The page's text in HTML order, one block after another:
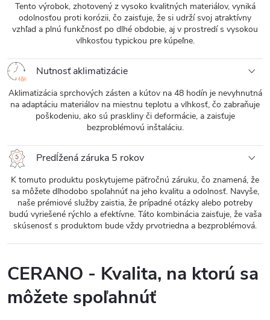
Tento výrobok, zhotovený z vysoko kvalitných materiálov, vyniká
odolnosťou proti korózii, čo zaisťuje, že si udrží svoj atraktívny
vzhľad a plnú funkčnosť po dlhé obdobie, aj v prostredí s vysokou
vlhkosťou typickou pre kúpeľne.
Nutnosť aklimatizácie
Aklimatizácia sprchových zásten a kútov na 48 hodín je nevyhnutná
na adaptáciu materiálov na miestnu teplotu a vlhkosť, čo zabraňuje
poškodeniu, ako sú praskliny či deformácie, a zaisťuje
bezproblémovú inštaláciu.
Predĺžená záruka 5 rokov
K tomuto produktu poskytujeme päťročnú záruku, čo znamená, že
sa môžete dlhodobo spoľahnúť na jeho kvalitu a odolnosť. Navyše,
naše prémiové služby zaistia, že prípadné otázky alebo potreby
budú vyriešené rýchlo a efektívne. Táto kombinácia zaisťuje, že vaša
skúsenosť s produktom bude vždy prvotriedna a bezproblémová.
CERANO - Kvalita, na ktorú sa
môžete spoľahnúť